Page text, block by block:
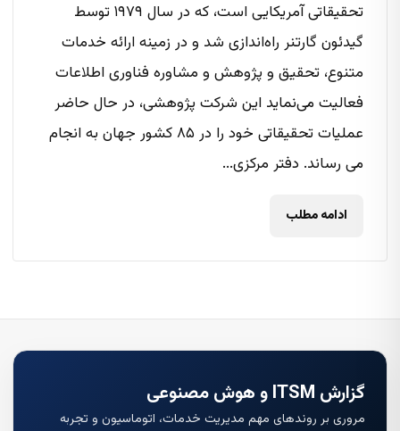
تحقیقاتی آمریکایی است، که در سال ۱۹۷۹ توسط
گیدئون گارتنر راه‌اندازی شد و در زمینه ارائه خدمات
متنوع، تحقیق و پژوهش و مشاوره فناوری اطلاعات
فعالیت می‌نماید این شرکت پژوهشی، در حال حاضر
عملیات تحقیقاتی خود را در ۸۵ کشور جهان به انجام
می رساند. دفتر مرکزی...
ادامه مطلب
گزارش ITSM و هوش مصنوعی
مروری بر روندهای مهم مدیریت خدمات، اتوماسیون و تجربه